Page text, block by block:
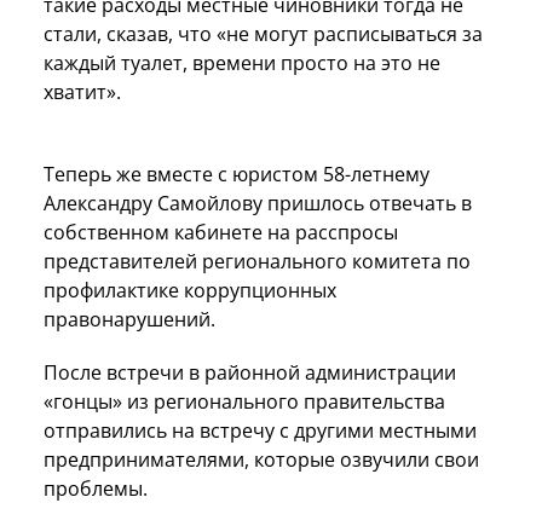
стали, сказав, что «не могут расписываться за
каждый туалет, времени просто на это не
хватит».
Теперь же вместе с юристом 58-летнему
Александру Самойлову пришлось отвечать в
собственном кабинете на расспросы
представителей регионального комитета по
профилактике коррупционных
правонарушений.
После встречи в районной администрации
«гонцы» из регионального правительства
отправились на встречу с другими местными
предпринимателями, которые озвучили свои
проблемы.